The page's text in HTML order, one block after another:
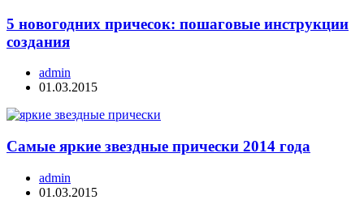
5 новогодних причесок: пошаговые инструкции
создания
admin
01.03.2015
Самые яркие звездные прически 2014 года
admin
01.03.2015